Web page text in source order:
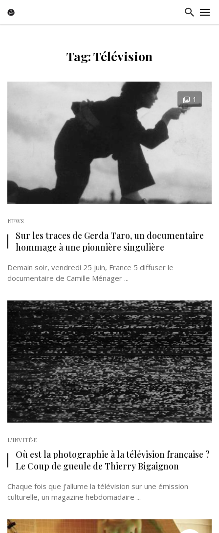
Tag: Télévision
1
NEWS
Sur les traces de Gerda Taro, un documentaire
hommage à une pionnière singulière
Demain soir, vendredi 25 juin, France 5 diffuser le
documentaire de Camille Ménager ...
L'INVITÉ·E
Où est la photographie à la télévision française ?
Le Coup de gueule de Thierry Bigaignon
Chaque fois que j’allume la télévision sur une émission
culturelle, un magazine hebdomadaire ...